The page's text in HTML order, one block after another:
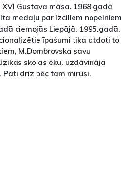
Gustava māsa. 1968.gadā
medaļu par izciliem nopelniem
ciemojās Liepājā. 1995.gadā,
īpašumi tika atdoti to
M.Dombrovska savu
skolas ēku, uzdāvināja
drīz pēc tam mirusi.